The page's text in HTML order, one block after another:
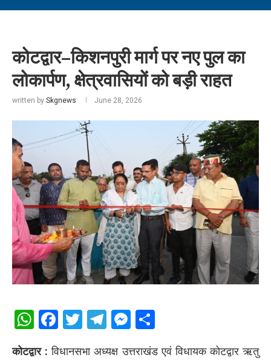
कोटद्वार–किशनपुरी मार्ग पर नए पुल का
लोकार्पण, क्षेत्रवासियों को बड़ी राहत
written by Skgnews June 28, 2026
WhatsApp
Facebook
Twitter
Telegram
Messenger
कोटद्वार : विधानसभा अध्यक्ष उत्तराखंड एवं विधायक कोटद्वार ऋतु